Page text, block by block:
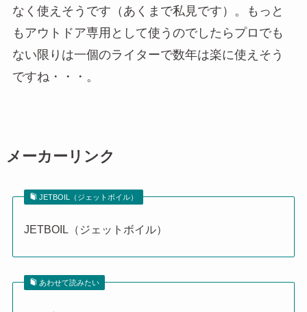
なく使えそうです（あくまで私見です）。もっと
もアウトドア専用として使うのでしたらプロでも
ない限りは一個のライターで数年は楽に使えそう
ですね・・・。
メーカーリンク
JETBOIL（ジェットボイル）
JETBOIL（ジェットボイル）
あわせて読みたい